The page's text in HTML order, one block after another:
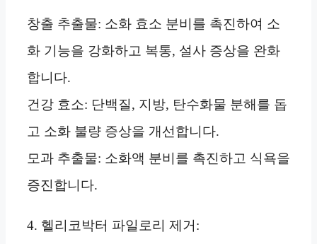
창출 추출물: 소화 효소 분비를 촉진하여 소
화 기능을 강화하고 복통, 설사 증상을 완화
합니다.
건강 효소: 단백질, 지방, 탄수화물 분해를 돕
고 소화 불량 증상을 개선합니다.
모과 추출물: 소화액 분비를 촉진하고 식욕을
증진합니다.
4. 헬리코박터 파일로리 제거: